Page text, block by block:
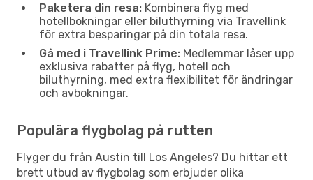
Paketera din resa: Kombinera flyg med
hotellbokningar eller biluthyrning via Travellink
för extra besparingar på din totala resa.
Gå med i Travellink Prime: Medlemmar låser upp
exklusiva rabatter på flyg, hotell och
biluthyrning, med extra flexibilitet för ändringar
och avbokningar.
Populära flygbolag på rutten
Flyger du från Austin till Los Angeles? Du hittar ett
brett utbud av flygbolag som erbjuder olika